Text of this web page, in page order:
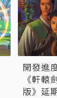
開發進
《軒轅
版》延